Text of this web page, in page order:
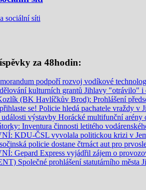
sociální síti
za 48hodin:
podpoří rozvoj vodíkové
kulturních grantů Jihlavy "otrávilo" i
(BK Havlíčkův Brod): Prohlášení
se! Policie hledá pachatele vraždy v
události výstavby Horácké multifunční
Inventura činnosti letitého
KDU-ČSL vyvolala politickou krizi v
policie dostane čtrnáct aut pro
Gepard Express vyjádřil zájem o
Společné prohlášení statutárního města